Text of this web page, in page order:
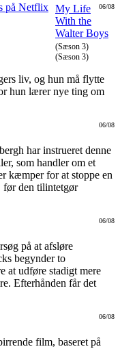
06/08
My Life
With the
Walter Boys
(Sæson 3)
(Sæson 3)
liv, og hun må flytte
hun lærer nye ting om
06/08
har instrueret denne
som handler om et
kæmper for at stoppe en
før den tilintetgør
06/08
på at afsløre
begynder to
at udføre stadigt mere
Efterhånden får det
06/08
film, baseret på